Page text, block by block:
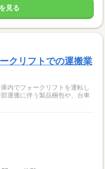
見る
クリフトでの運搬業
内でフォークリフトを運転し
運搬に伴う製品梱包や、台車